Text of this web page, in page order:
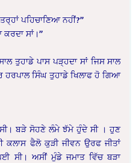
ਪਹਿਚਾਣਿਆ ਨਹੀਂ?”
ਸਾਂ।”
ਤੁਹਾਡੇ ਪਾਸ ਪੜ੍ਹਦਾ ਸਾਂ ਜਿਸ ਸਾਲ
ਹਰਪਾਲ ਸਿੰਘ ਤੁਹਾਡੇ ਖਿਲਾਫ ਹੋ ਗਿਆ
ਬੜੇ ਸੋਹਣੇ ਲੰਮੇ ਝੱਮੇ ਹੁੰਦੇ ਸੀ । ਹੁਣ
ਕਲਾਸ ਫੈਲੋ ਕੁੜੀ ਜੀਵਨ ਉਰਫ ਜੀਤਾਂ
ਸੀ। ਅਸੀਂ ਮੁੰਡੇ ਜਮਾਤ ਵਿੱਚ ਬੜਾ